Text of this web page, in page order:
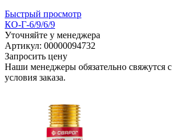
Быстрый просмотр
КО-Г-6/9/6/9
Уточняйте у менеджера
Артикул: 00000094732
Запросить цену
Наши менеджеры обязательно свяжутся
условия заказа.